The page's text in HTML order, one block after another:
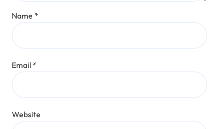
Name *
Email *
Website